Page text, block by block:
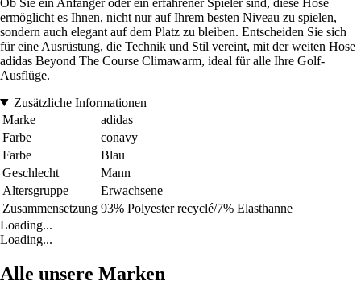
ermöglicht es Ihnen, nicht nur auf Ihrem besten Niveau zu spielen,
sondern auch elegant auf dem Platz zu bleiben. Entscheiden Sie sich
für eine Ausrüstung, die Technik und Stil vereint, mit der weiten Hose
adidas Beyond The Course Climawarm, ideal für alle Ihre Golf-
Ausflüge.
Zusätzliche Informationen
Marke
adidas
Farbe
conavy
Farbe
Blau
Geschlecht
Mann
Altersgruppe
Erwachsene
Zusammensetzung 93% Polyester recyclé/7% Elasthanne
Loading...
Loading...
Alle unsere Marken